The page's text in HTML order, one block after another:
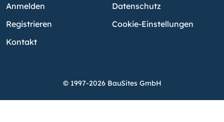
Anmelden
Registrieren
Kontakt
Datenschutz
Cookie-Einstellungen
© 1997-2026 BauSites GmbH